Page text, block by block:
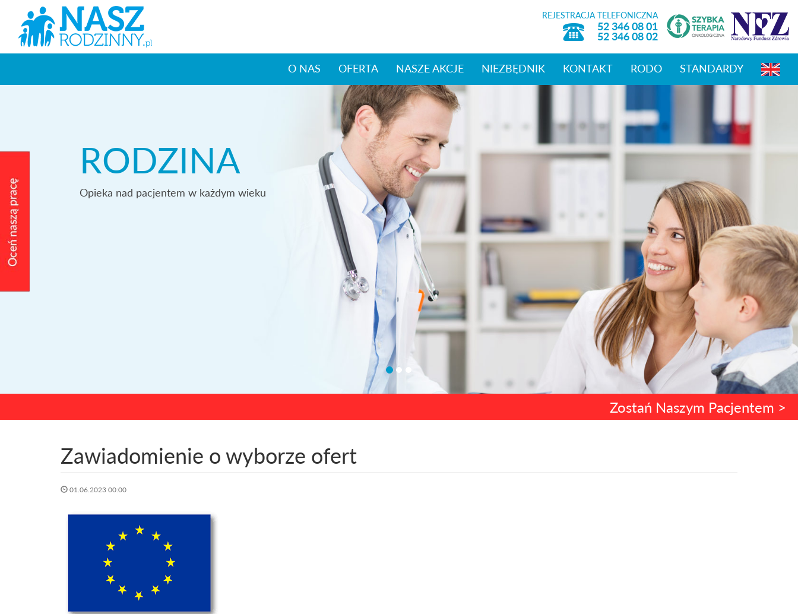
REJESTRACJA TELEFONICZNA
52 346 08 01
52 346 08 02
O NAS OFERTA NASZE AKCJE NIEZBĘDNIK KONTAKT RODO STANDARDY
RODZINA
Opieka nad pacjentem w każdym wieku
Zostań Naszym Pacjentem >
Zawiadomienie o wyborze ofert
01.06.2023 00:00